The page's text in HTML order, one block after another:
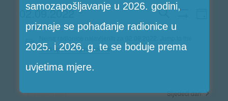
Search
Search
02.09.2022
Odaberite
datum.next upcoming radionice .
Prethodni dan Sljedeći dan
samozapošljavanje u 2026. godini,
priznaje se pohađanje radionice u
2025. i 2026. g. te se boduje prema
uvjetima mjere.